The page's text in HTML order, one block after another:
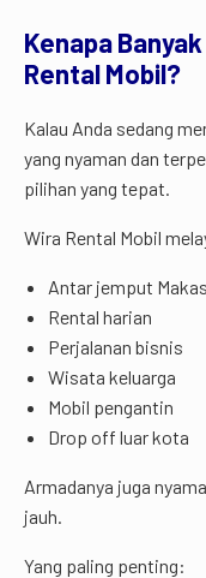
Kenapa
Rental Mobil?
Kalau Anda sedang
yang nyaman dan
pilihan yang tepat.
Wira Rental Mobil
Antar jemput
Rental harian
Perjalanan bisnis
Wisata keluarga
Mobil pengantin
Drop off luar kota
Armadanya juga
jauh.
Yang paling penting: